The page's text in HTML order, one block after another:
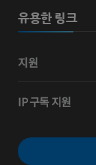
유용한 링크
지원
IP 구독 지원